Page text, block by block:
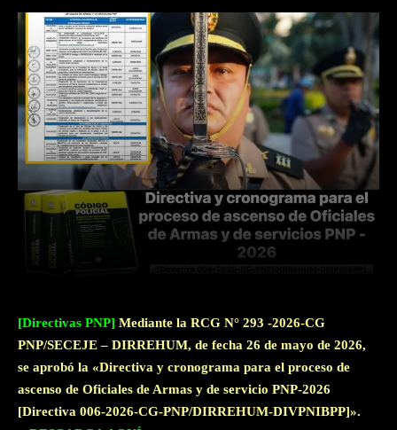
[Directivas PNP] Mediante la RCG N° 293 -2026-CG
PNP/SECEJE – DIRREHUM, de fecha 26 de mayo de 2026,
se aprobó la «Directiva y cronograma para el proceso de
ascenso de Oficiales de Armas y de servicio PNP-2026
[Directiva 006-2026-CG-PNP/DIRREHUM-DIVPNIBPP]».